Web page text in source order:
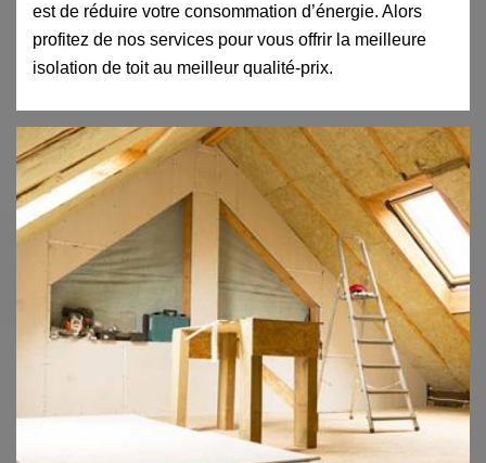
est de réduire votre consommation d’énergie. Alors
profitez de nos services pour vous offrir la meilleure
isolation de toit au meilleur qualité-prix.